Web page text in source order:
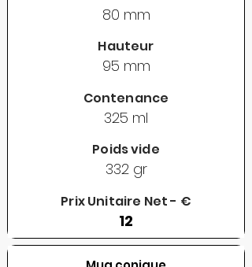
80 mm
Hauteur
95 mm
Contenance
325 ml
Poids vide
332 gr
Prix Unitaire Net - €
12